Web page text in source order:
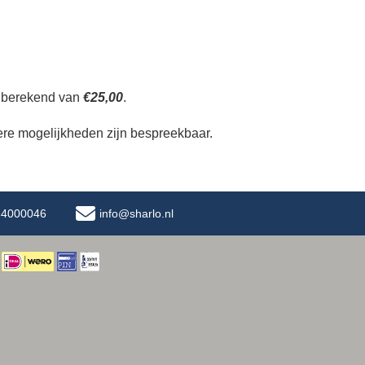
van €25,00.
mogelijkheden zijn bespreekbaar.
info@sharlo.nl